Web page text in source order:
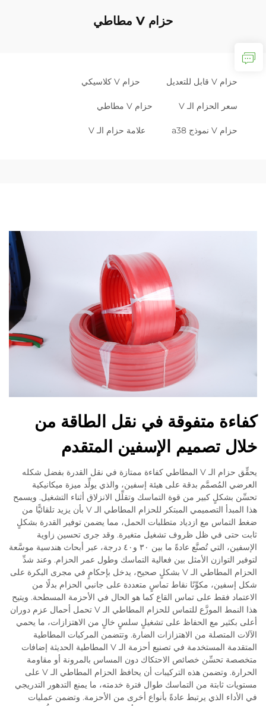
حزام V مطاطي
حزام V قابل للتعديل حزام V كلاسيكي
سعر الحزام الـ V حزام V مطاطي
حزام V نموذج a38 علامة حزام الـ V
كفاءة متفوقة في نقل الطاقة من
خلال تصميم الإسفين المتقدم
يحقِّق حزام الـ V المطاطي كفاءة ممتازة في نقل القدرة بفضل شكله
العرضي المُصمَّم بدقة على هيئة إسفين، والذي يولِّد ميزة ميكانيكية
تحسِّن بشكلٍ كبير من قوة التماسك وتقلِّل الانزلاق أثناء التشغيل. ويسمح
هذا المبدأ التصميمي المبتكر للحزام المطاطي الـ V بأن يزيد تلقائيًّا من
ضغط التماس مع ازدياد متطلبات الحمل، مما يضمن توفير القدرة بشكلٍ
ثابت حتى في ظل ظروف تشغيل متغيرة. وقد جرى تحسين زاوية
الإسفين، التي تُصنَّع عادةً ما بين ٣٠ و٤٠ درجة، عبر أبحاث هندسية موسَّعة
لتوفير التوازن الأمثل بين فعالية التماسك وطول عمر الحزام. وعند شدِّ
الحزام المطاطي الـ V بشكلٍ صحيح، يدخل بإحكامٍ في مجرى البكرة على
شكل إسفين، مكوِّنًا نقاط تماسٍ متعددة على جانبي الحزام بدلًا من
الاعتماد فقط على تماس القاع كما هو الحال في الأحزمة المسطحة. ويتيح
هذا النمط الموزَّع للتماس للحزام المطاطي الـ V تحمل أحمال عزم دوران
أعلى بكثير مع الحفاظ على تشغيلٍ سلسٍ خالٍ من الاهتزازات، ما يحمي
الآلات المتصلة من الاهتزازات الضارة. وتتضمن المركبات المطاطية
المتقدمة المستخدمة في تصنيع أحزمة الـ V المطاطية الحديثة إضافات
متخصصة تحسِّن خصائص الاحتكاك دون المساس بالمرونة أو مقاومة
الحرارة. وتضمن هذه التركيبات أن يحافظ الحزام المطاطي الـ V على
مستويات ثابتة من التماسك طوال فترة خدمته، ما يمنع التدهور التدريجي
في الأداء الذي يرتبط عادةً بأنواع أخرى من الأحزمة. وتضمن عمليات